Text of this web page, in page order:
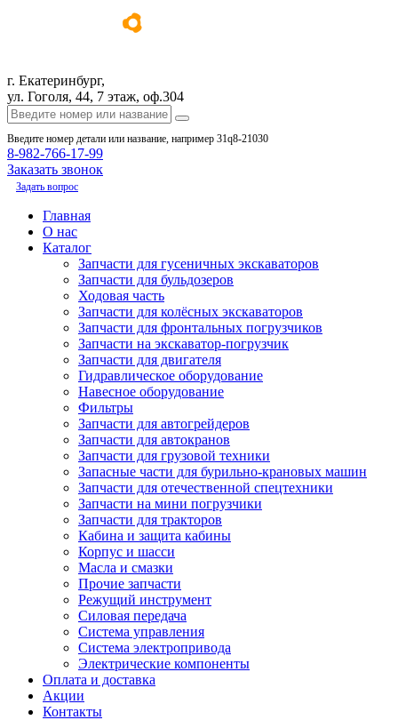
г. Екатеринбург,
ул. Гоголя, 44, 7 этаж, оф.304
Введите номер детали или название, например 31q8-21030
8-982-766-17-99
Заказать звонок
Задать вопрос
Главная
О нас
Каталог
Запчасти для гусеничных экскаваторов
Запчасти для бульдозеров
Ходовая часть
Запчасти для колёсных экскаваторов
Запчасти для фронтальных погрузчиков
Запчасти на экскаватор-погрузчик
Запчасти для двигателя
Гидравлическое оборудование
Навесное оборудование
Фильтры
Запчасти для автогрейдеров
Запчасти для автокранов
Запчасти для грузовой техники
Запасные части для бурильно-крановых машин
Запчасти для отечественной спецтехники
Запчасти на мини погрузчики
Запчасти для тракторов
Кабина и защита кабины
Корпус и шасси
Масла и смазки
Прочие запчасти
Режущий инструмент
Силовая передача
Система управления
Система электропривода
Электрические компоненты
Оплата и доставка
Акции
Контакты